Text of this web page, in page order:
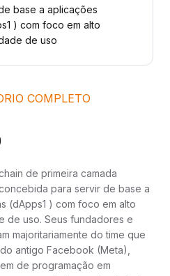
base a aplicações
) com foco em alto
de uso
COMPLETO
de primeira camada
para servir de base a
(dApps1 ) com foco em alto
de uso. Seus fundadores e
majoritariamente do time que
antigo Facebook (Meta),
de programação em